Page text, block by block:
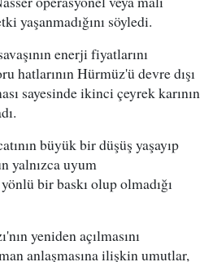
yaşanmadığını söyledi.
enerji fiyatlarını
hatlarının Hürmüz'ü devre dışı
sayesinde ikinci çeyrek karının
büyük bir düşüş yaşayıp
yalnızca uyum
bir baskı olup olmadığı
yeniden açılmasını
anlaşmasına ilişkin umutlar,